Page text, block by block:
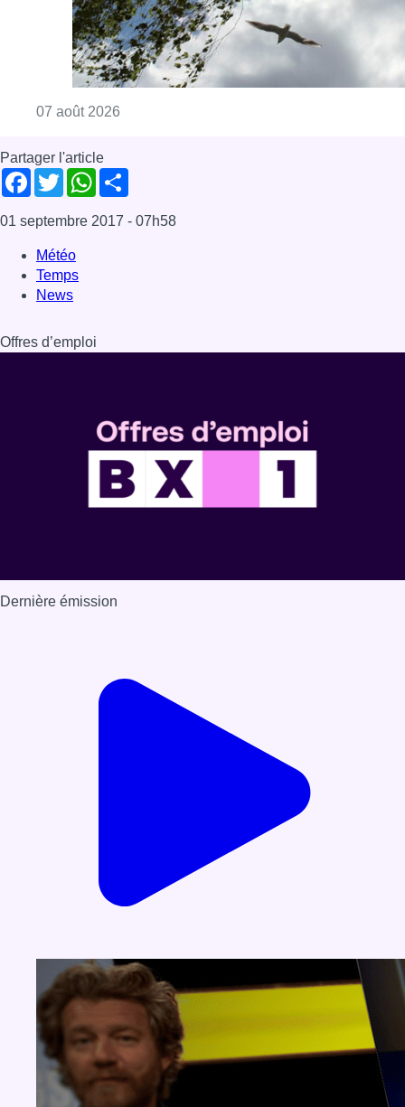
07 août 2026
Partager l'article
Facebook
TwitterWhatsApp
01 septembre 2017 - 07h58
Météo
Temps
News
Offres d’emploi
Dernière émission